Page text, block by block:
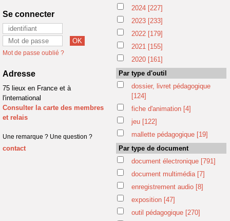
Se connecter
Mot de passe oublié ?
Adresse
75 lieux en France et à
l'international
Consulter la carte des membres
et relais
Une remarque ? Une question ?
contact
2024 [227]
2023 [233]
2022 [179]
2021 [155]
2020 [161]
Par type d'outil
dossier, livret pédagogique
[124]
fiche d'animation [4]
jeu [122]
mallette pédagogique [19]
Par type de document
document électronique [791]
document multimédia [7]
enregistrement audio [8]
exposition [47]
outil pédagogique [270]